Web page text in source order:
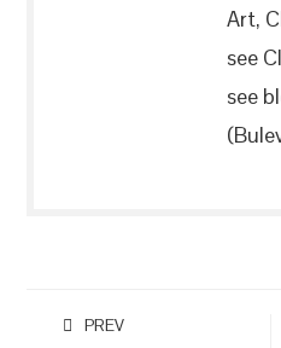
Art,
see
see
PREV